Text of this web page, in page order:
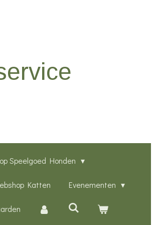
Speelgoed Honden
Katten Evenementen